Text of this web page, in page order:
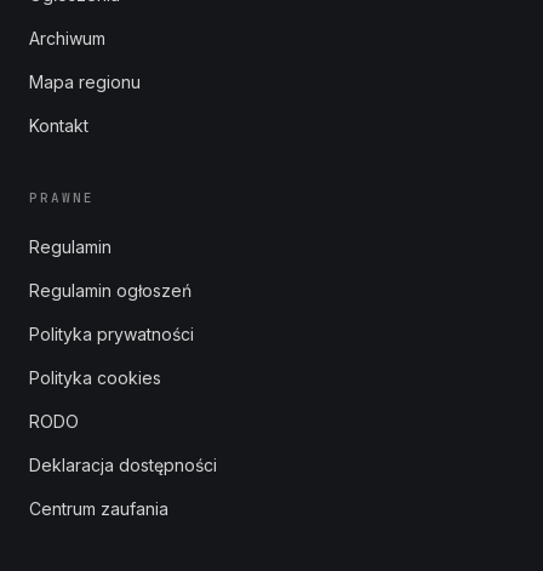
Archiwum
Mapa regionu
Kontakt
PRAWNE
Regulamin
Regulamin ogłoszeń
Polityka prywatności
Polityka cookies
RODO
Deklaracja dostępności
Centrum zaufania